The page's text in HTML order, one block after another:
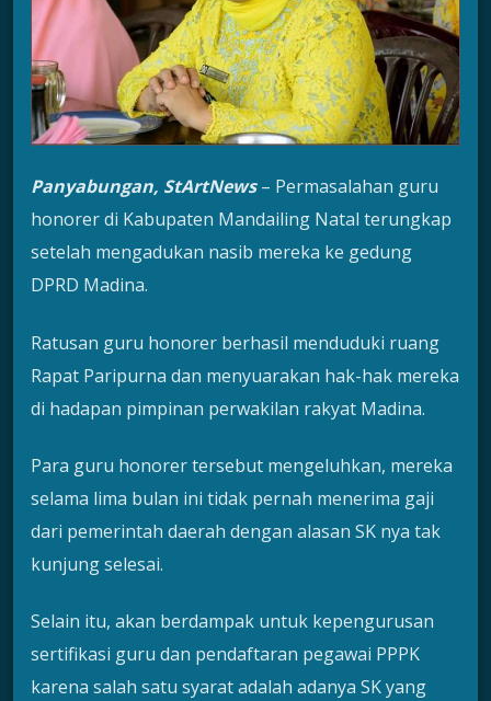
Panyabungan, StArtNews– Permasalahan guru
honorer di Kabupaten Mandailing Natal terungkap
setelah mengadukan nasib mereka ke gedung
DPRD Madina.
Ratusan guru honorer berhasil menduduki ruang
Rapat Paripurna dan menyuarakan hak-hak mereka
di hadapan pimpinan perwakilan rakyat Madina.
Para guru honorer tersebut mengeluhkan, mereka
selama lima bulan ini tidak pernah menerima gaji
dari pemerintah daerah dengan alasan SK nya tak
kunjung selesai.
Selain itu, akan berdampak untuk kepengurusan
sertifikasi guru dan pendaftaran pegawai PPPK
karena salah satu syarat adalah adanya SK yang